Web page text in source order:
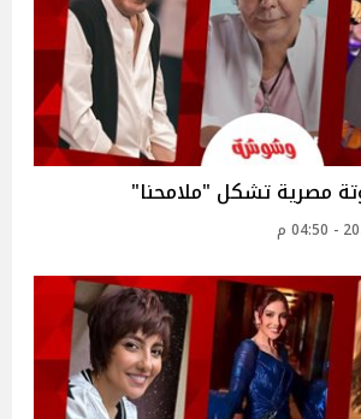
مصرية تشكل "ملامحنا"